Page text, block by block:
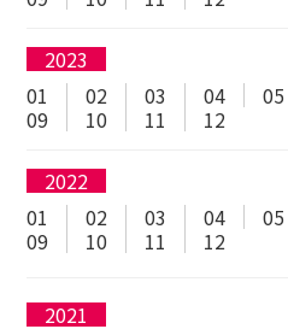
2023
01
02 03 04 05
09
10 11 12
2022
01
02 03 04 05
09
10 11 12
2021